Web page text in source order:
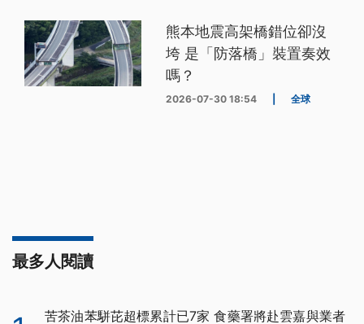
熊本地震高架橋錯位卻沒
垮 是「防落橋」裝置奏效
嗎？
2026-07-30 18:54 全球
最多人閱讀
苦茶油苯駢芘超標累計已7家 食藥署將赴雲嘉與業者